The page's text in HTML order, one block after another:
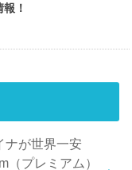
！
ナが世界一安
（プレミアム）